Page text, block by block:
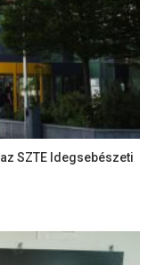
SZTE Idegsebészeti